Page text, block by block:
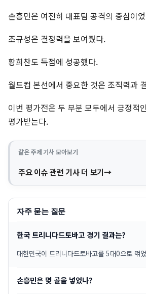
손흥민은 여전히 대표팀 공격의 중심이
조규성은 결정력을 보여줬다.
황희찬도 득점에 성공했다.
월드컵 본선에서 중요한 것은 조직력과
이번 평가전은 두 부분 모두에서 긍정적
평가받는다.
같은 주제 기사 모아보기
주요 이슈 관련 기사 더 보기
자주 묻는 질문
한국 트리니다드토바고 경기 결과는?
대한민국이 트리니다드토바고를 5대0으로 꺾
손흥민은 몇 골을 넣었나?